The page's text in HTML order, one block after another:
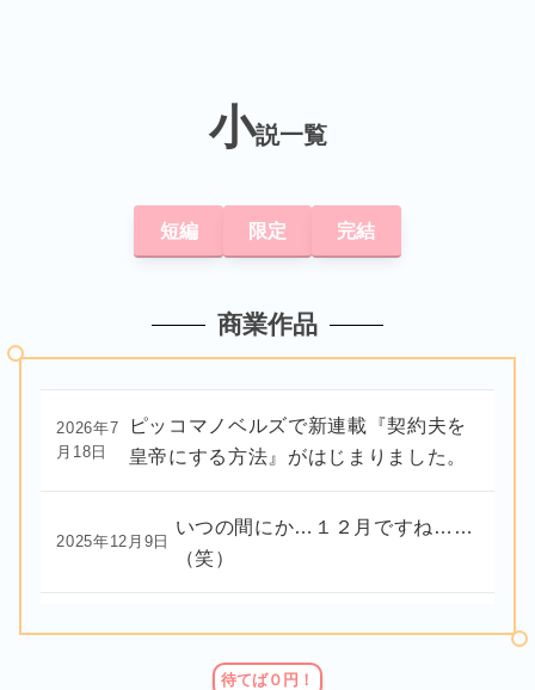
小説一覧
短編 限定 完結
商業作品
2026年7
月18日
ピッコマノベルズで新連載『契約夫を
皇帝にする方法』がはじまりました。
2025年12月9日
いつの間にか…１２月ですね……
（笑）
2025年7月
ノベル還元キャンペーン中！
待てば０円！